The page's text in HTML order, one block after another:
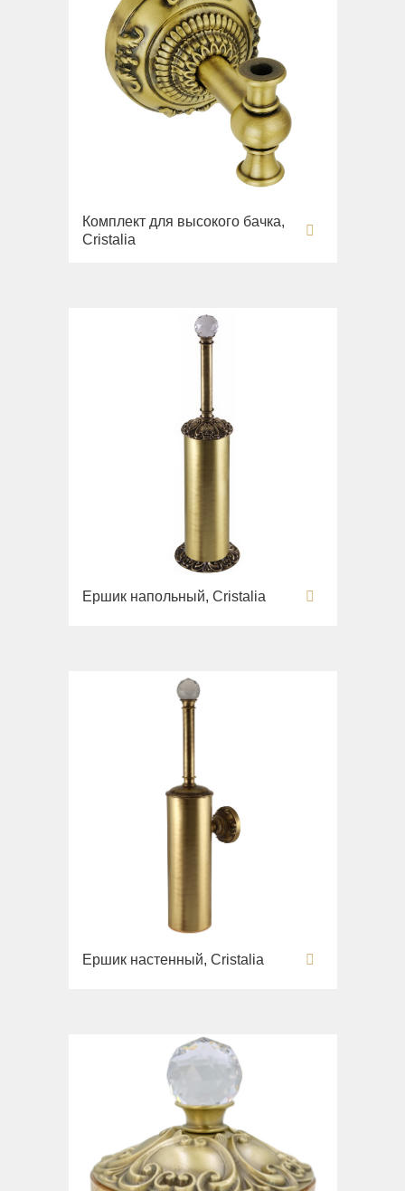
Комплект для высокого бачка,
Cristalia
Ершик напольный, Cristalia
Ершик настенный, Cristalia